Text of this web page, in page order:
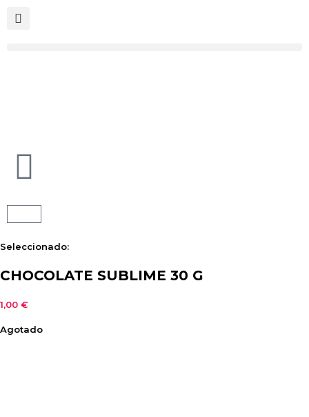
Seleccionado:
CHOCOLATE SUBLIME 30 G
1,00 €
Agotado